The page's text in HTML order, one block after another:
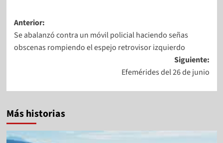
Anterior:
Se abalanzó contra un móvil policial haciendo señas
obscenas rompiendo el espejo retrovisor izquierdo
Siguiente:
Efemérides del 26 de junio
Más historias